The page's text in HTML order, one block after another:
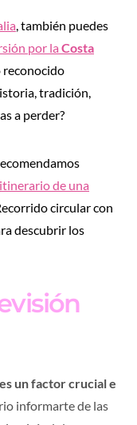
, también puedes
por la Costa
reconocido
tradición,
a perder?
itinerario de una
circular con
descubrir los
un factor crucial e
informarte de las